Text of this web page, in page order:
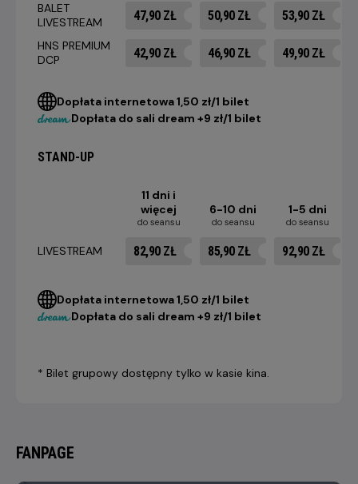
BALET
LIVESTREAM
HNS PREMIUM
DCP
47,90 ZŁ 50,90 ZŁ 53,90 ZŁ
42,90 ZŁ 46,90 ZŁ 49,90 ZŁ
Dopłata internetowa 1,50 zł/1 bilet
Dopłata do sali dream +9 zł/1 bilet
STAND-UP
11 dni i
więcej
do seansu
6-10 dni
do seansu
1-5 dni
do seansu
LIVESTREAM 82,90 ZŁ 85,90 ZŁ 92,90 ZŁ
Dopłata internetowa 1,50 zł/1 bilet
Dopłata do sali dream +9 zł/1 bilet
* Bilet grupowy dostępny tylko w kasie kina.
FANPAGE